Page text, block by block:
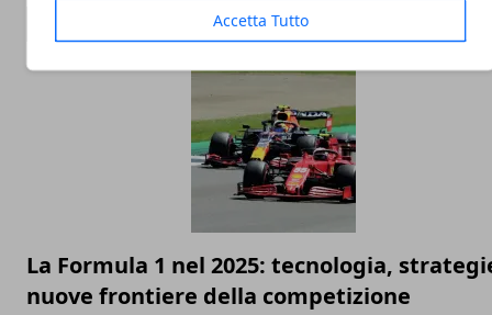
Accetta Tutto
La Formula 1 nel 2025: tecnologia,
nuove frontiere della competizione